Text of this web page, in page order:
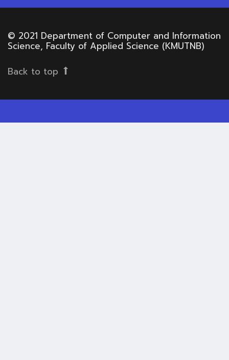
© 2021 Department of Computer and Information
Science, Faculty of Applied Science (KMUTNB)
Back to top